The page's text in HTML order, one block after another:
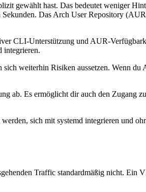
gewählt hast. Das bedeutet weniger
Das Arch User Repository
CLI-Unterstützung und AUR-
integrieren.
weiterhin Risiken aussetzen. Wenn
Es ermöglicht dir auch den Zugang
sich mit systemd integrieren und
Traffic standardmäßig nicht. Ein